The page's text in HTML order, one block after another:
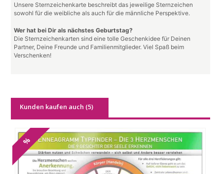
Unsere Sternzeichenkarte beschreibt das jeweilige Sternzeichen
sowohl für die weibliche als auch für die männliche Perspektive.
Wer hat bei Dir als nächstes Geburtstag?
Die Sternzeichenkarten sind eine tolle Geschenkidee für Deinen
Partner, Deine Freunde und Familienmitglieder. Viel Spaß beim
Verschenken!
Kunden kaufen auch (5)
%